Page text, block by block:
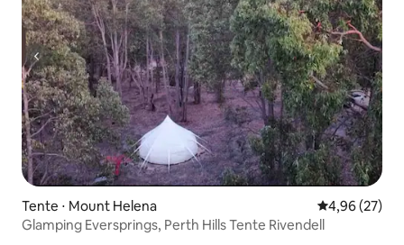
Tente ⋅ Mount Helena Évaluation
4,96 (27)
Glamping Eversprings, Perth Hills Tente Rivendell